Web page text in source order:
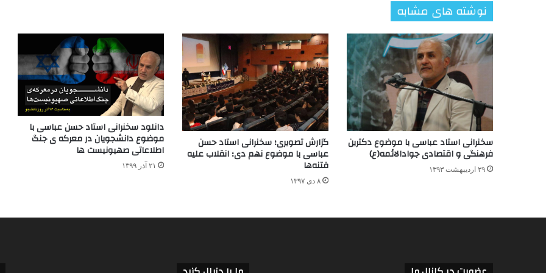
نوشته های مشابه
سخنرانی استاد عباسی با موضوع دکترین
فرهنگی و اقتصادی جوادالائمه(ع)
۲۹ اردیبهشت ۱۳۹۳
گزارش تصویری؛ سخنرانی استاد حسن
عباسی با موضوع نهم دی؛ انقلاب علیه
فتنه‌ها
۸ دی ۱۳۹۷
دانلود سخنرانی استاد حسن عباسی با
موضوع دانشجویان در معرکه ی جنگ
اطلاعاتی صهیونیست ها
۲۱ آذر ۱۳۹۹